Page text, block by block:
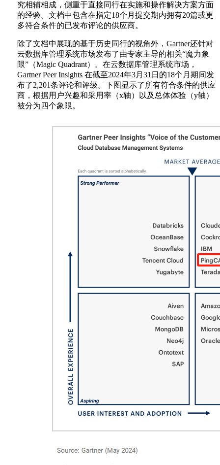
究相辅相成，侧重于直接同行在实施和操作解决方案方面
的经验。文档中包含在指定18个月提交期内拥有20篇或更
多符合条件的已发布评论的供应商。
除了文档中展现的基于历史同行的视角外，Gartner还针对
云数据库管理系统市场发布了由专家主导的相关“魔力象
限”（Magic Quadrant）。在云数据库管理系统市场，
Gartner Peer Insights 在截至2024年3月31日的18个月期间发
布了2,201条评论和评级。下图显示了所有符合条件的供应
商，根据用户兴趣和采用率（x轴）以及总体体验（y轴）
被分为四个象限。